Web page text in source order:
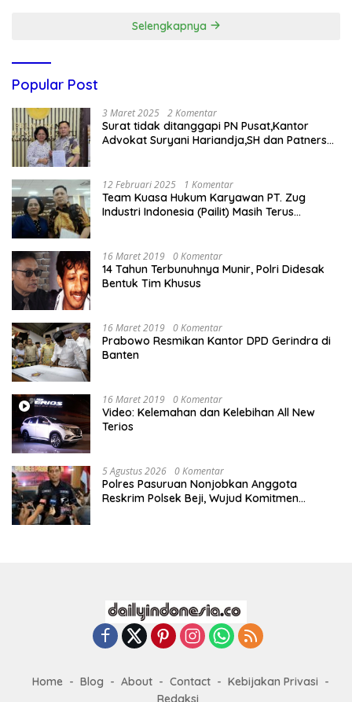
Selengkapnya
Popular Post
3 Maret 2025 2 Komentar
Surat tidak ditanggapi PN Pusat,Kantor
Advokat Suryani Hariandja,SH dan Patners
12 Februari 2025 1 Komentar
Team Kuasa Hukum Karyawan PT. Zug
Industri Indonesia (Pailit) Masih Terus
16 Maret 2019 0 Komentar
14 Tahun Terbunuhnya Munir, Polri Didesak
Bentuk Tim Khusus
16 Maret 2019 0 Komentar
Prabowo Resmikan Kantor DPD Gerindra di
Banten
16 Maret 2019 0 Komentar
Video: Kelemahan dan Kelebihan All New
Terios
5 Agustus 2026 0 Komentar
Polres Pasuruan Nonjobkan Anggota
Reskrim Polsek Beji, Wujud Komitmen
Home Blog About Contact
Kebijakan Privasi
Redaksi